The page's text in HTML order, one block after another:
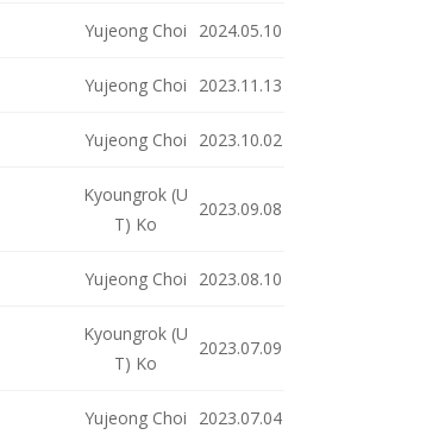
Yujeong Choi 2024.05.10
Yujeong Choi 2023.11.13
Yujeong Choi 2023.10.02
Kyoungrok (U
T) Ko
2023.09.08
Yujeong Choi 2023.08.10
Kyoungrok (U
T) Ko
2023.07.09
Yujeong Choi 2023.07.04